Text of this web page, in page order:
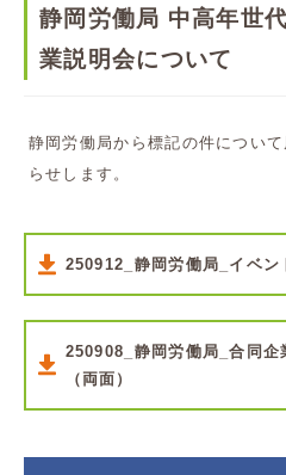
静岡労働局 中高年世
業説明会について
静岡労働局から標記の件につい
らせします。
250912_静岡労働局_イベン
250908_静岡労働局_合同
（両面）